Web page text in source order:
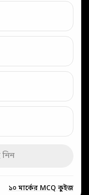
নিন
১০ মার্কের MCQ কুইজ